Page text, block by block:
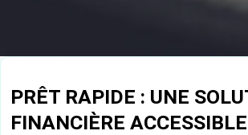
PRÊT RAPIDE : UNE
FINANCIÈRE